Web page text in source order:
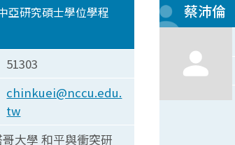
亞研究碩士學位學程
51303
chinkuei@nccu.edu.
tw
大學 和平與衝突研
蔡沛倫